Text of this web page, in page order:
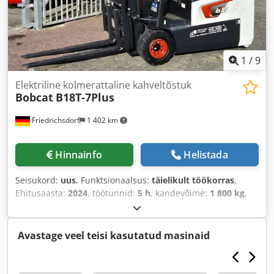
1 /9
Friedrichsdorf 1 402 km
Elektriline kolmerattaline kahveltõstuk
Bobcat B18T-7Plus
Hinnainfo Helistada
Seisukord: uus, Funktsionaalsus: täielikult töökorras,
Ehitusaasta: 2024, töötunnid: 5 h, kandevõime: 1 800 kg,
, vaba tõstekõrgus:
kütuse tüüp:elektriline, masti tüüp:kolmekordne
(triplex), ehituskõrgus:2 130 mm, võimsus:6 kW (8,16 hj)
kahvliga kanduri laius:
Elektro, ehituslaius:1 090 mm,
Avastage veel teisi kasutatud masinaid